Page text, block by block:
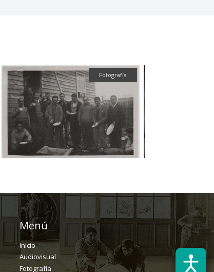
Fotografía
Menú
Inicio
Audiovisual
Fotografía